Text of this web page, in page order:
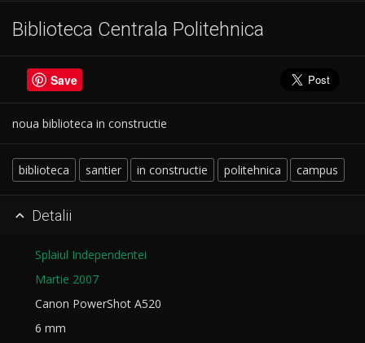
Biblioteca Centrala Politehnica
Save
noua biblioteca in constructie
biblioteca santier in constructie politehnica campus
 Detalii
Splaiul Independentei
Martie 2007
Canon PowerShot A520
6 mm